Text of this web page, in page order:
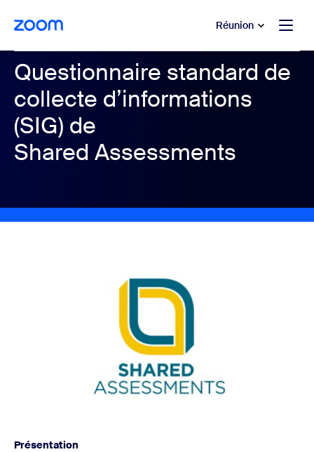
contenu principal
au chat d’aide Réunion
Questionnaire standard de
collecte d’informations
(SIG) de
Shared Assessments
Présentation